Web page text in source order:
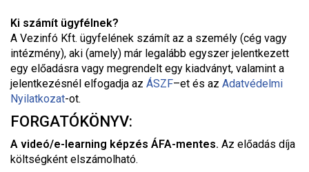
Ki számít ügyfélnek?
A Vezinfó Kft. ügyfelének számít az a személy (cég vagy
intézmény), aki (amely) már legalább egyszer jelentkezett
egy előadásra vagy megrendelt egy kiadványt, valamint a
jelentkezésnél elfogadja az ÁSZF–et és az Adatvédelmi
Nyilatkozat-ot.
FORGATÓKÖNYV:
A videó/e-learning képzés ÁFA-mentes. Az előadás díja
költségként elszámolható.